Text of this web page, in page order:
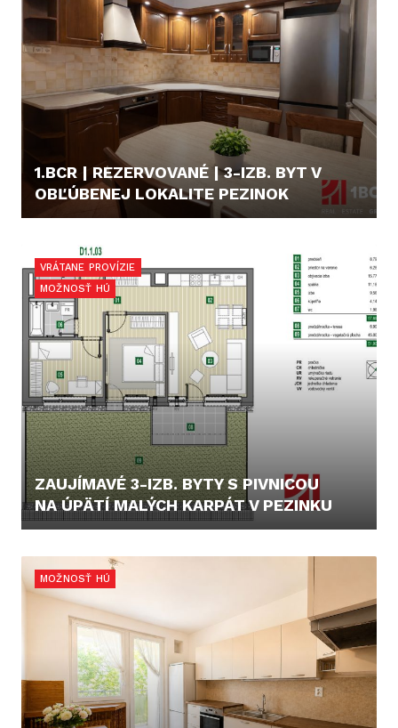
1.BCR | REZERVOVANÉ | 3-IZB. BYT V
OBĽÚBENEJ LOKALITE PEZINOK
VRÁTANE PROVÍZIE
MOŽNOSŤ HÚ
ZAUJÍMAVÉ 3-IZB. BYTY S PIVNICOU
NA ÚPÄTÍ MALÝCH KARPÁT V PEZINKU
MOŽNOSŤ HÚ